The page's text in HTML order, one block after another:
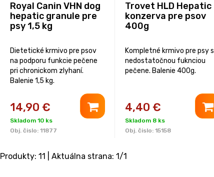
Royal Canin VHN dog
hepatic granule pre
psy 1,5 kg
Dietetické krmivo pre psov
na podporu funkcie pečene
pri chronickom zlyhaní.
Balenie 1,5 kg.
14,90 €
Skladom 10 ks
Obj. čislo: 11877
Trovet HLD Hepatic
konzerva pre psov
400g
Kompletné krmivo pre psy s
nedostatočnou fuknciou
pečene. Balenie 400g.
4,40 €
Skladom 8 ks
Obj. čislo: 15158
Produkty: 11 | Aktuálna strana: 1/1